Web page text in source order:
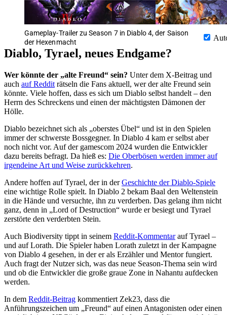
Gameplay-Trailer zu Season 7 in Diablo 4, der Saison
der Hexenmacht
Diablo, Tyrael, neues Endgame?
Wer könnte der „alte Freund“ sein? Unter dem X-Beitrag und
auch auf Reddit rätseln die Fans aktuell, wer der alte Freund sein
könnte. Viele hoffen, dass es sich um Diablo selbst handelt – den
Herrn des Schreckens und einen der mächtigsten Dämonen der
Hölle.
Diablo bezeichnet sich als
oberstes Übel
und ist in den Spielen
immer der schwerste Bossgegner. In Diablo 4 kam er selbst aber
noch nicht vor. Auf der gamescom 2024 wurden die Entwickler
dazu bereits befragt. Da hieß es: Die Oberbösen werden immer auf
irgendeine Art und Weise zurückkehren.
Andere hoffen auf Tyrael, der in derGeschichte der Diablo-Spiele
eine wichtige Rolle spielt. In Diablo 2 bekam Baal den Weltenstein
in die Hände und versuchte, ihn zu verderben. Das gelang ihm nicht
ganz, denn in „Lord of Destruction“ wurde er besiegt und Tyrael
zerstörte den verderbten Stein.
Auch Biodiversity tippt in seinem Reddit-Kommentarauf Tyrael –
und auf Lorath. Die Spieler haben Lorath zuletzt in der Kampagne
von Diablo 4 gesehen, in der er als Erzähler und Mentor fungiert.
Auch fragt der Nutzer sich, was das neue Season-Thema sein wird
und ob die Entwickler die große graue Zone in Nahantu aufdecken
werden.
In dem Reddit-Beitrag kommentiert Zek23, dass die
Anführungszeichen um „Freund“ auf einen Antagonisten oder einen